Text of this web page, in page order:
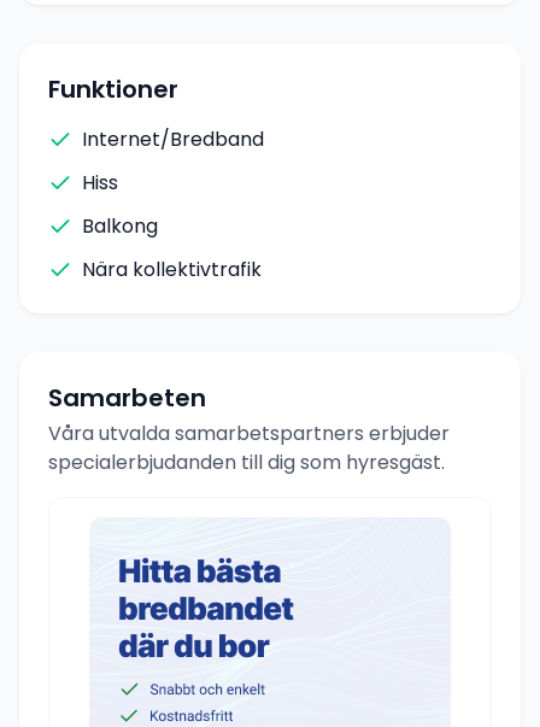
Funktioner
Internet/Bredband
Hiss
Balkong
Nära kollektivtrafik
Samarbeten
Våra utvalda samarbetspartners erbjuder
specialerbjudanden till dig som hyresgäst.